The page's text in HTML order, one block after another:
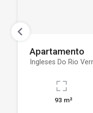
Apartamento
Ingleses Do Rio
93 m²